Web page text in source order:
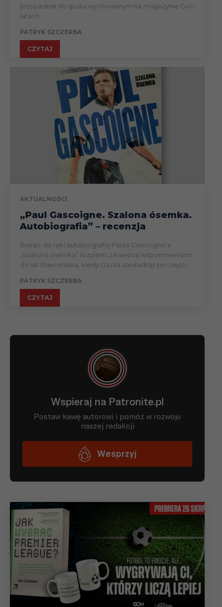
przypadnie do gustu wychowanym na magazynie Gol i
latach...
PATRYK SZCZERBA
CZYTAJ
AKTUALNOŚCI
„Paul Gascoigne. Szalona ósemka.
Autobiografia” – recenzja
Biorąc do ręki autobiografię Paula Gascoigne’a
„Szalona ósemka” liczyłem, że wrócę wspomnieniami
do lat dzieciństwa, kiedy Gazza zawładnął po części...
PATRYK SZCZERBA
CZYTAJ